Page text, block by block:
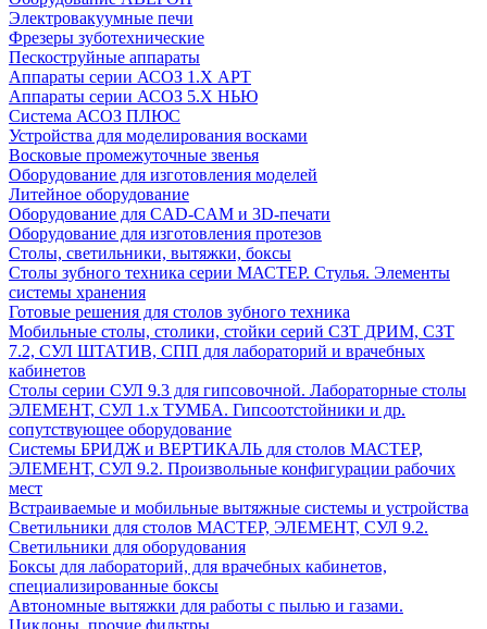
Электровакуумные печи
Фрезеры зуботехнические
Пескоструйные аппараты
Аппараты серии АСОЗ 1.Х АРТ
Аппараты серии АСОЗ 5.Х НЬЮ
Система АСОЗ ПЛЮС
Устройства для моделирования восками
Восковые промежуточные звенья
Оборудование для изготовления моделей
Литейное оборудование
Оборудование для CAD-CAM и 3D-печати
Оборудование для изготовления протезов
Cтолы, светильники, вытяжки, боксы
Столы зубного техника серии МАСТЕР. Стулья. Элементы
системы хранения
Готовые решения для столов зубного техника
Мобильные столы, столики, стойки серий СЗТ ДРИМ, СЗТ
7.2, СУЛ ШТАТИВ, СПП для лабораторий и врачебных
кабинетов
Столы серии СУЛ 9.3 для гипсовочной. Лабораторные столы
ЭЛЕМЕНТ, СУЛ 1.х ТУМБА. Гипсоотстойники и др.
сопутствующее оборудование
Системы БРИДЖ и ВЕРТИКАЛЬ для столов МАСТЕР,
ЭЛЕМЕНТ, СУЛ 9.2. Произвольные конфигурации рабочих
мест
Встраиваемые и мобильные вытяжные системы и устройства
Светильники для столов МАСТЕР, ЭЛЕМЕНТ, СУЛ 9.2.
Светильники для оборудования
Боксы для лабораторий, для врачебных кабинетов,
специализированные боксы
Автономные вытяжки для работы с пылью и газами.
Циклоны, прочие фильтры